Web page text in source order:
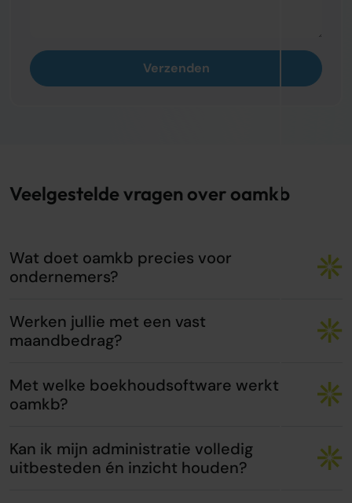
Verzenden
Veelgestelde vragen over oamkb
Wat doet oamkb precies voor
ondernemers?
Werken jullie met een vast
maandbedrag?
Met welke boekhoudsoftware werkt
oamkb?
Kan ik mijn administratie volledig
uitbesteden én inzicht houden?